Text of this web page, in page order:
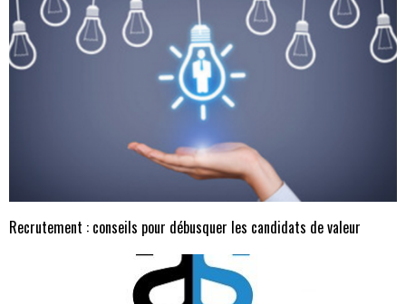
Recrutement : conseils pour débusquer les candidats de valeur